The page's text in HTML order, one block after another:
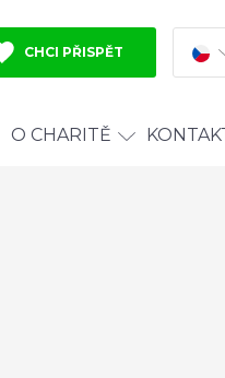
CHCI PŘISPĚT
O CHARITĚ